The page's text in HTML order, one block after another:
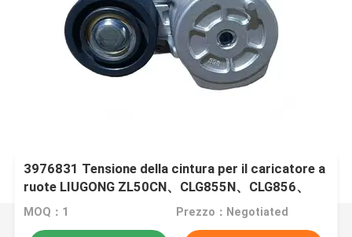
3976831 Tensione della cintura per il caricatore a
ruote LIUGONG ZL50CN、CLG855N、CLG856、
CLG850 Motore 4B3.9、4B4.56B5.9、6B6.7
MOQ：1 Prezzo：Negotiated